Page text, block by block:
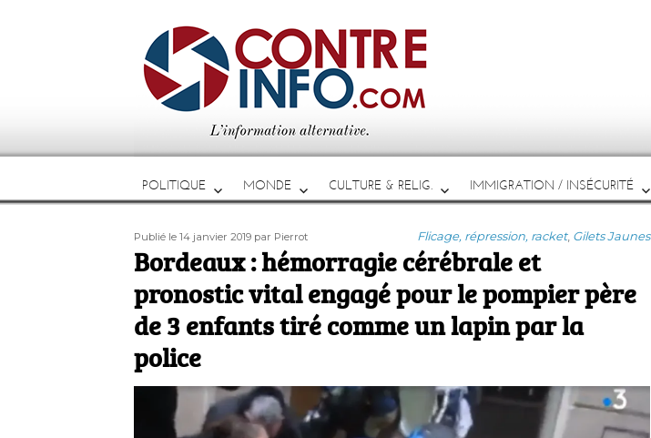
POLITIQUE MONDE CULTURE & RELIG. IMMIGRATION / INSÉCURITÉ
Publié
le
Publié le 14 janvier 2019 Auteur
par Pierrot Catégories
Flicage, répression, racket, Gilets Jaunes
Bordeaux : hémorragie cérébrale et
pronostic vital engagé pour le pompier père
de 3 enfants tiré comme un lapin par la
police